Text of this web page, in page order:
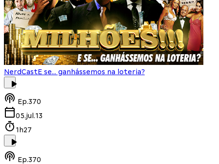
NerdCastE se... ganhássemos na loteria?
Ep.370
05.jul.13
1h27
Ep.370